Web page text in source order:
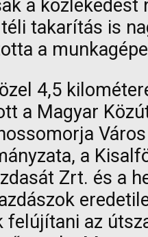
a közlekedést
takarítás is
a
4,5
a Magyar
Város
a
Zrt. és a
felújítani az